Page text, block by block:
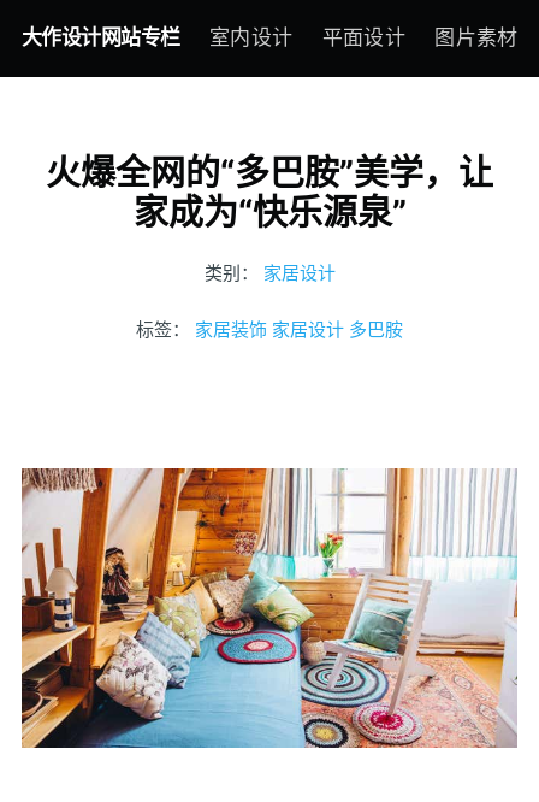
大作设计网站专栏 室内设计 平面设计 图片素材
火爆全网的“多巴胺”美学，让
家成为“快乐源泉”
类别： 家居设计
标签： 家居装饰 家居设计 多巴胺